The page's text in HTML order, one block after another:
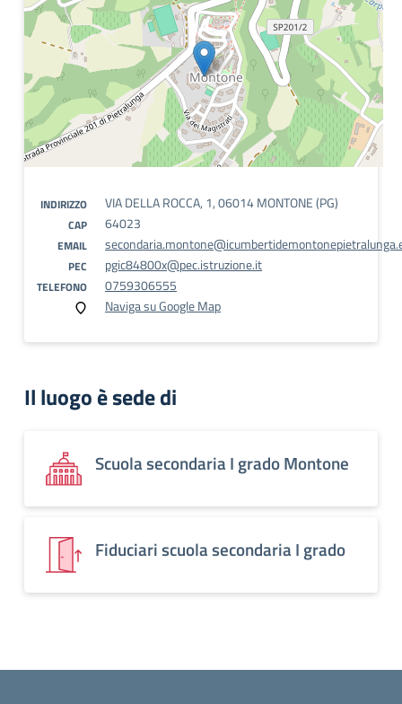
INDIRIZZO VIA DELLA ROCCA, 1, 06014 MONTONE (PG)
CAP 64023
EMAIL
PEC pgic84800x@pec.istruzione.it
TELEFONO
0759306555
Naviga su Google Map
Il luogo è sede di
Scuola secondaria I grado Montone
Fiduciari scuola secondaria I grado